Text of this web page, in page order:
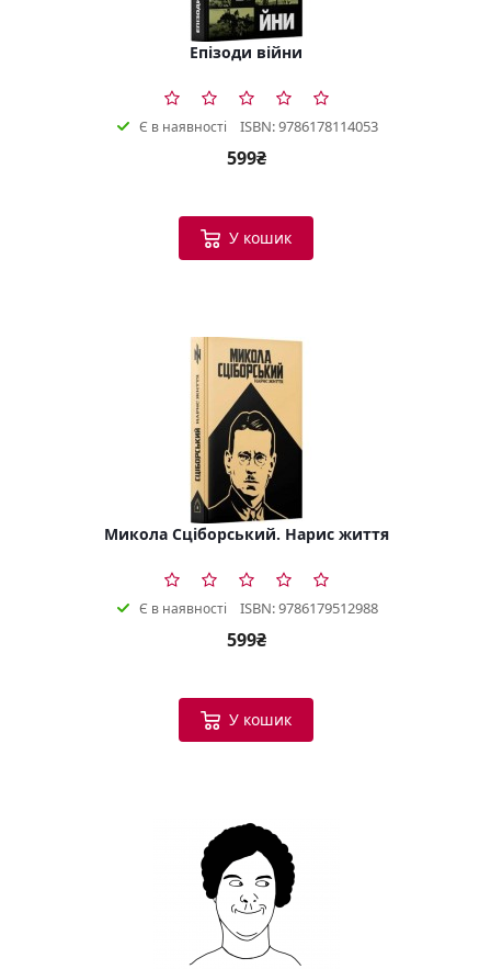
Епізоди війни
Є в наявності ISBN: 9786178114053
599₴
У кошик
Микола Сціборський. Нарис життя
Є в наявності ISBN: 9786179512988
599₴
У кошик